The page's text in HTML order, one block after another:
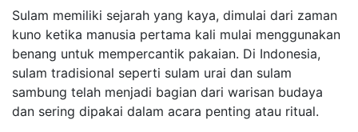
Sulam memiliki sejarah yang kaya, dimulai dari zaman
kuno ketika manusia pertama kali mulai menggunakan
benang untuk mempercantik pakaian. Di Indonesia,
sulam tradisional seperti sulam urai dan sulam
sambung telah menjadi bagian dari warisan budaya
dan sering dipakai dalam acara penting atau ritual.